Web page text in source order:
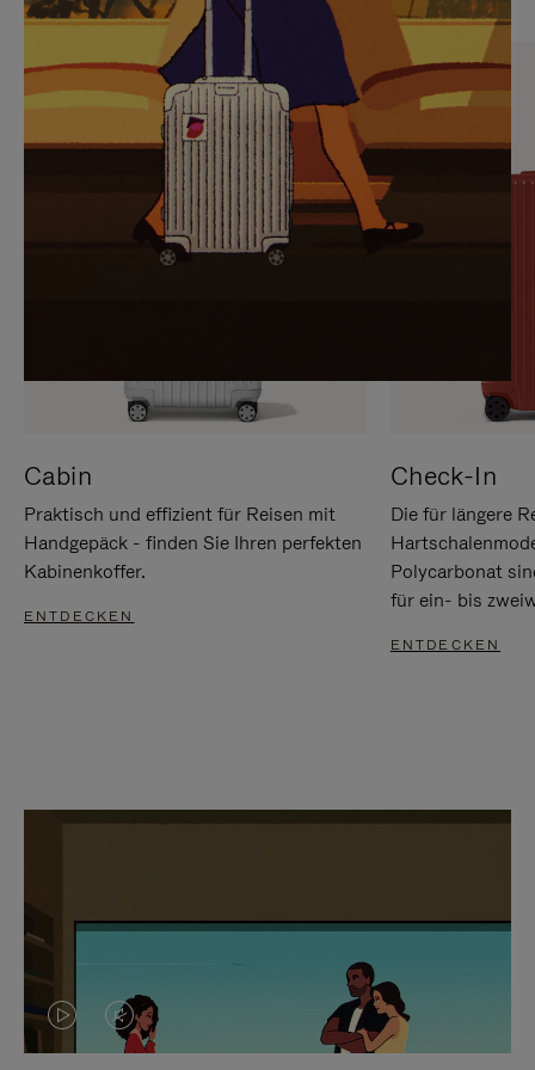
SIE,
UM
ANZUHALTEN
AUFHEBEN
DER
STUMMSCHALTUNG
Cabin
Praktisch und effizient für Reisen mit
Handgepäck - finden Sie Ihren perfekten
Kabinenkoffer.
ENTDECKEN
Check-In
Die für längere
Polycarbonat
für ein- bis
ENTDECKEN
DASVIDEO